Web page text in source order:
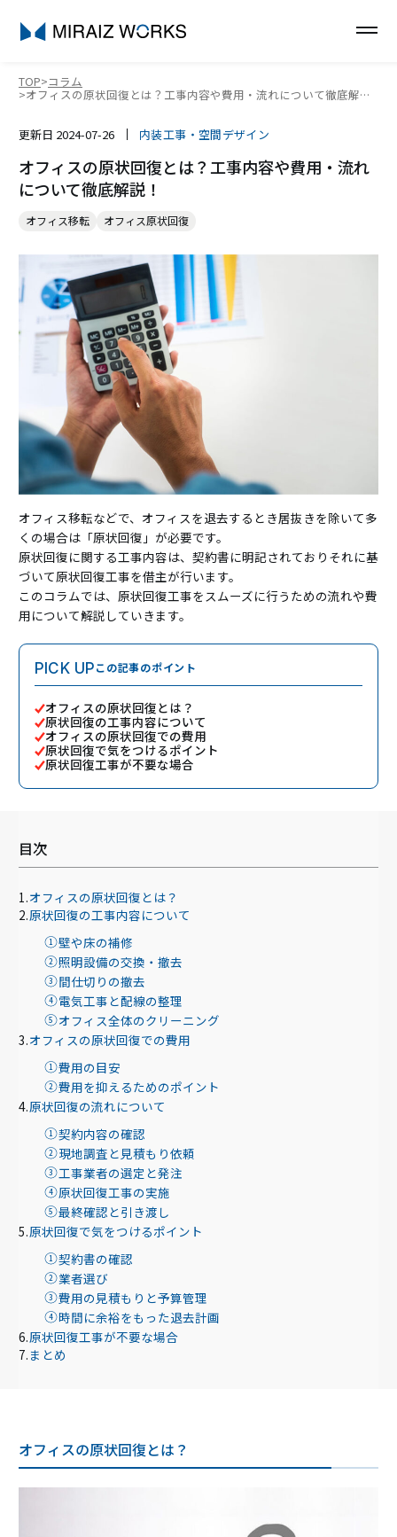
TOP コラム
オフィスの原状回復とは？工事内容や費用・流れについて徹底解
更新日 2024-07-26 内装工事・空間デザイン
オフィスの原状回復とは？工事内容や費用・流れ
について徹底解説！
オフィス移転 オフィス原状回復
オフィス移転などで、オフィスを退去するとき居抜きを除いて多
くの場合は「原状回復」が必要です。
原状回復に関する工事内容は、契約書に明記されておりそれに基
づいて原状回復工事を借主が行います。
このコラムでは、原状回復工事をスムーズに行うための流れや費
用について解説していきます。
PICK UPこの記事のポイント
オフィスの原状回復とは？
原状回復の工事内容について
オフィスの原状回復での費用
原状回復で気をつけるポイント
原状回復工事が不要な場合
目次
オフィスの原状回復とは？
原状回復の工事内容について
壁や床の補修
照明設備の交換・撤去
間仕切りの撤去
電気工事と配線の整理
オフィス全体のクリーニング
オフィスの原状回復での費用
費用の目安
費用を抑えるためのポイント
原状回復の流れについて
契約内容の確認
現地調査と見積もり依頼
工事業者の選定と発注
原状回復工事の実施
最終確認と引き渡し
原状回復で気をつけるポイント
契約書の確認
業者選び
費用の見積もりと予算管理
時間に余裕をもった退去計画
原状回復工事が不要な場合
まとめ
オフィスの原状回復とは？